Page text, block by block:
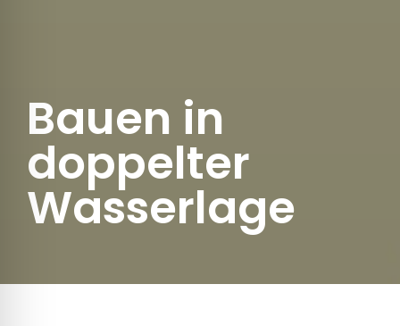
Bauen in
doppelter
Wasserlage